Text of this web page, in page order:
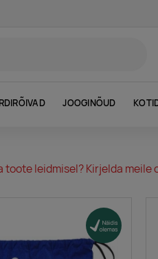
JOOGINÕUD
toote leidmisel? Kirjelda